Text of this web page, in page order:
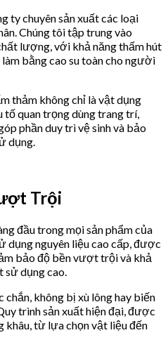
ty chuyên sản xuất các loại
Chúng tôi tập trung vào
lượng, với khả năng thấm hút
bằng cao su toàn cho người
thảm không chỉ là vật dụng
tố quan trọng dùng trang trí,
phần duy trì vệ sinh và bảo
dụng.
Trội
đầu trong mọi sản phẩm của
dụng nguyên liệu cao cấp, được
bảo độ bền vượt trội và khả
dụng cao.
không bị xù lông hay biến
trình sản xuất hiện đại, được
khâu, từ lựa chọn vật liệu đến